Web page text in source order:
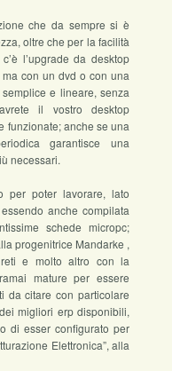
che da sempre si è
oltre che per la facilità
l’upgrade da desktop
con un dvd o con una
e lineare, senza
il vostro desktop
funzionate; anche se una
garantisce una
necessari.
per poter lavorare, lato
anche compilata
schede micropc;
progenitrice Mandarke ,
e molto altro con la
mature per essere
da citare con particolare
migliori erp disponibili,
di esser configurato per
Elettronica”, alla